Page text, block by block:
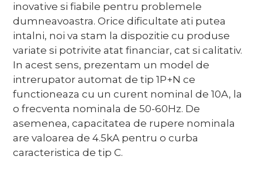
inovative si fiabile pentru problemele
dumneavoastra. Orice dificultate ati putea
intalni, noi va stam la dispozitie cu produse
variate si potrivite atat financiar, cat si calitativ.
In acest sens, prezentam un model de
intrerupator automat de tip 1P+N ce
functioneaza cu un curent nominal de 10A, la
o frecventa nominala de 50-60Hz. De
asemenea, capacitatea de rupere nominala
are valoarea de 4.5kA pentru o curba
caracteristica de tip C.